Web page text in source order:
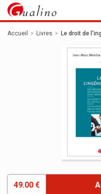
Accueil Livres Le droit de
49.00 €
Panneau de gestion des